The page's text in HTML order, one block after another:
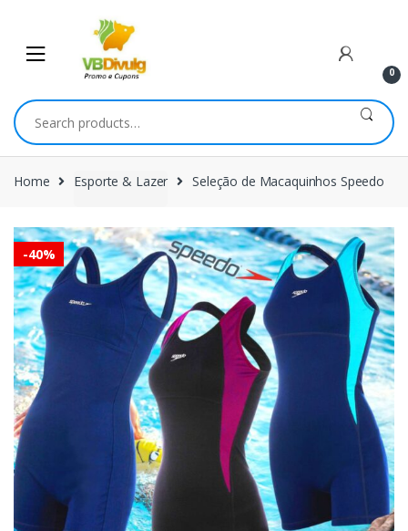
navigation
content
0
Search
for:
Home Esporte & Lazer Seleção de Macaquinhos Speedo
-40%